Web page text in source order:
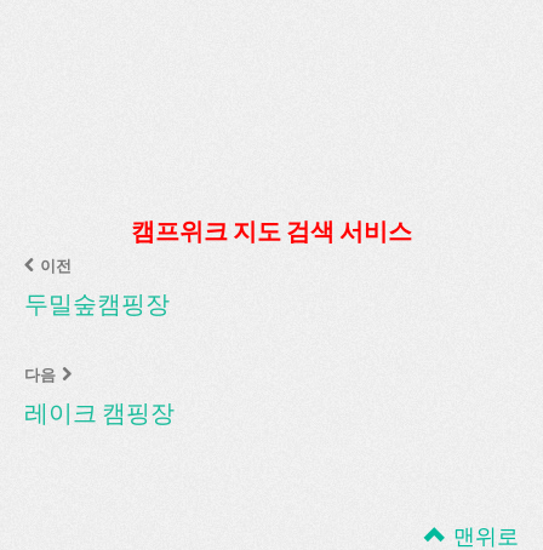
캠프위크 지도 검색 서비스
이전
두밀숲캠핑장
다음
레이크 캠핑장
맨위로